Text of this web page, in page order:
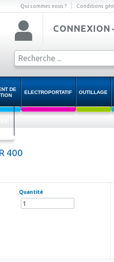
Qui sommes nous ? Conditions
CONNEXION
DE
ELECTROPORTATIF OUTILLAGE
400
Quantité